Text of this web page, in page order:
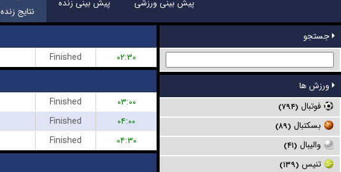
پیش بینی ورزشی پیش بینی زنده
نتایج زنده
جستجو
ورزش ها
فوتبال (۷۹۴)
بسکتبال (۸۹)
والیبال (۴۱)
تنیس (۱۳۹)
Finished
۰۲:۳۰
Finished
۰۳:۰۰
Finished
۰۴:۰۰
Finished
۰۴:۳۰